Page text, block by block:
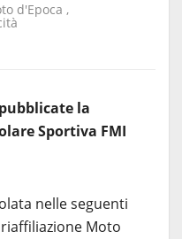
d'Epoca ,
pubblicate la
Sportiva FMI
nelle seguenti
Moto